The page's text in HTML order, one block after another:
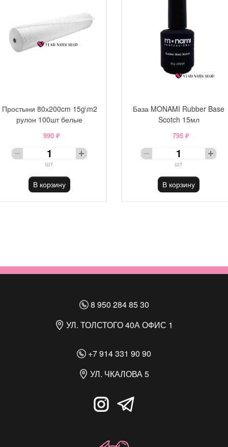
Простыни 80х200cm 15g\m2
рулон 100шт белые
990 ₽
шт
В корзину
База MONAMI Rubber Base
Scotch 15мл
795 ₽
шт
В корзину
8 950 284 85 30
УЛ. ТОЛСТОГО 40А ОФИС 1
+7 914 331 90 90
УЛ. ЧКАЛОВА 5